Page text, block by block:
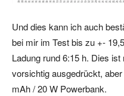
Und dies kann ich auch
bei mir im Test bis zu +-
Ladung rund 6:15 h. Dies
vorsichtig ausgedrückt,
mAh / 20 W Powerbank.